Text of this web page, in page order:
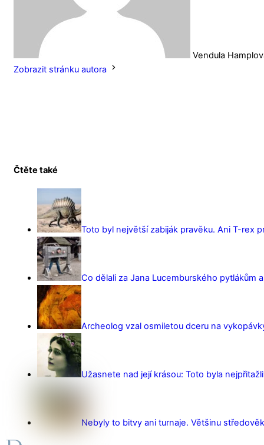
Vendula
Zobrazit stránku autora
Čtěte také
Toto byl největší zabiják pravěku. Ani T-rex
Co dělali za Jana Lucemburského pytlákům
Archeolog vzal osmiletou dceru na
Užasnete nad její krásou: Toto byla
Nebyly to bitvy ani turnaje. Většinu